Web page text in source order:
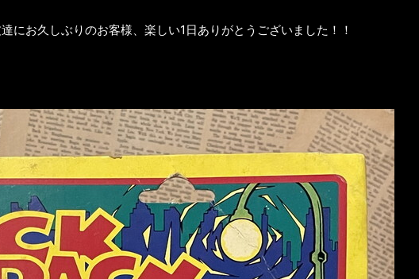
にお久しぶりのお客様、楽しい1日ありがとうございました！！